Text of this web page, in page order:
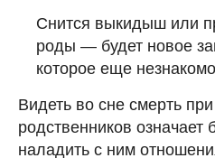
Снится выкидыш или
роды — будет новое
которое еще
Видеть во сне смерть
родственников
наладить с ним